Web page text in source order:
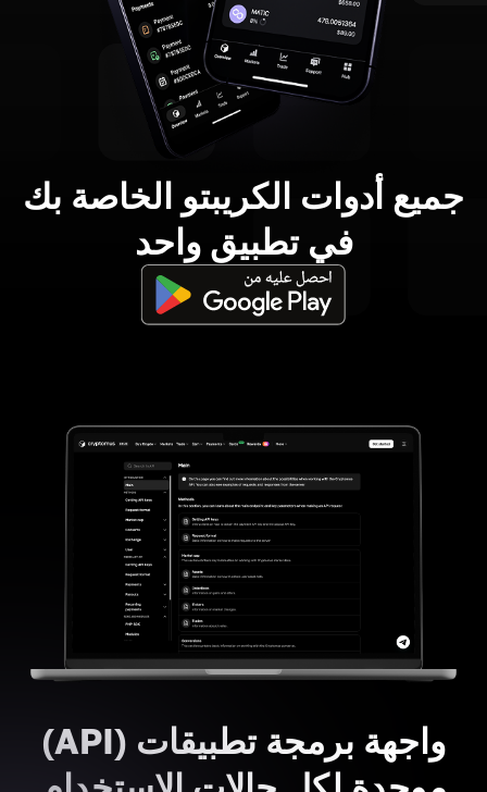
جميع أدوات الكريبتو الخاصة بك
في تطبيق واحد
واجهة برمجة تطبيقات (API)